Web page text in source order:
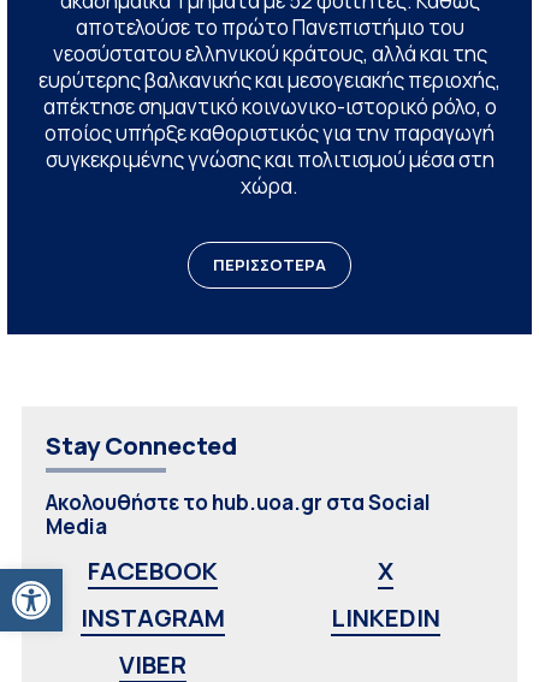
Ανοίξτε τη γραμμή εργαλείων
αποτελούσε το πρώτο Πανεπιστήμιο του
νεοσύστατου ελληνικού κράτους, αλλά και της
ευρύτερης βαλκανικής και μεσογειακής περιοχής,
απέκτησε σημαντικό κοινωνικο-ιστορικό ρόλο, ο
οποίος υπήρξε καθοριστικός για την παραγωγή
συγκεκριμένης γνώσης και πολιτισμού μέσα στη
χώρα.
ΠΕΡΙΣΣΟΤΕΡΑ
Stay Connected
Ακολουθήστε το hub.uoa.gr στα Social
Media
FACEBOOK
X
INSTAGRAM
LINKEDIN
VIBER